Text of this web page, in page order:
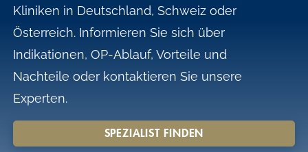
Kliniken in Deutschland, Schweiz oder
Österreich. Informieren Sie sich über
Indikationen, OP-Ablauf, Vorteile und
Nachteile oder kontaktieren Sie unsere
Experten.
SPEZIALIST FINDEN